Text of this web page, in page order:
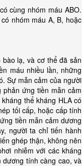
nhóm máu ABO.
nhóm máu A, B, hoặc
lạ, và cơ thể đã sản
máu nhiều lần, những
Sự mẫn cảm của người
ứng tiền mẫn cảm
thể kháng HLA có
tối cấp, hoặc cấp tính
tiền mẫn cảm dương
người ta chỉ tiến hành
ghép thận, không nên
nhiễm với các kháng
dương tính càng cao, và